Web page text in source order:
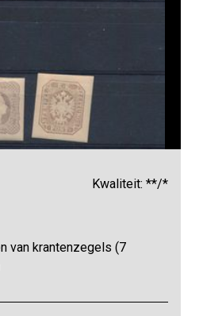
Kwaliteit: **/*
van krantenzegels (7